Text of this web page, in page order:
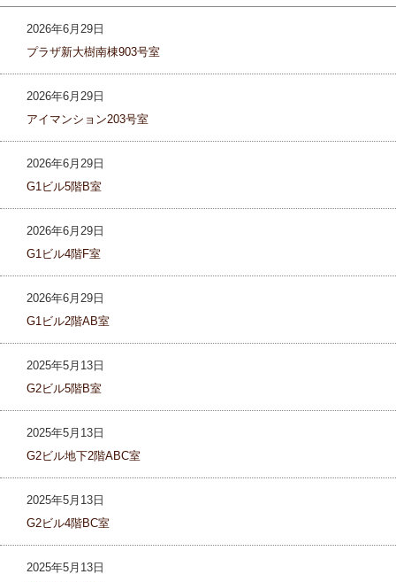
2026年6月29日
プラザ新大樹南棟903号室
2026年6月29日
アイマンション203号室
2026年6月29日
G1ビル5階B室
2026年6月29日
G1ビル4階F室
2026年6月29日
G1ビル2階AB室
2025年5月13日
G2ビル5階B室
2025年5月13日
G2ビル地下2階ABC室
2025年5月13日
G2ビル4階BC室
2025年5月13日